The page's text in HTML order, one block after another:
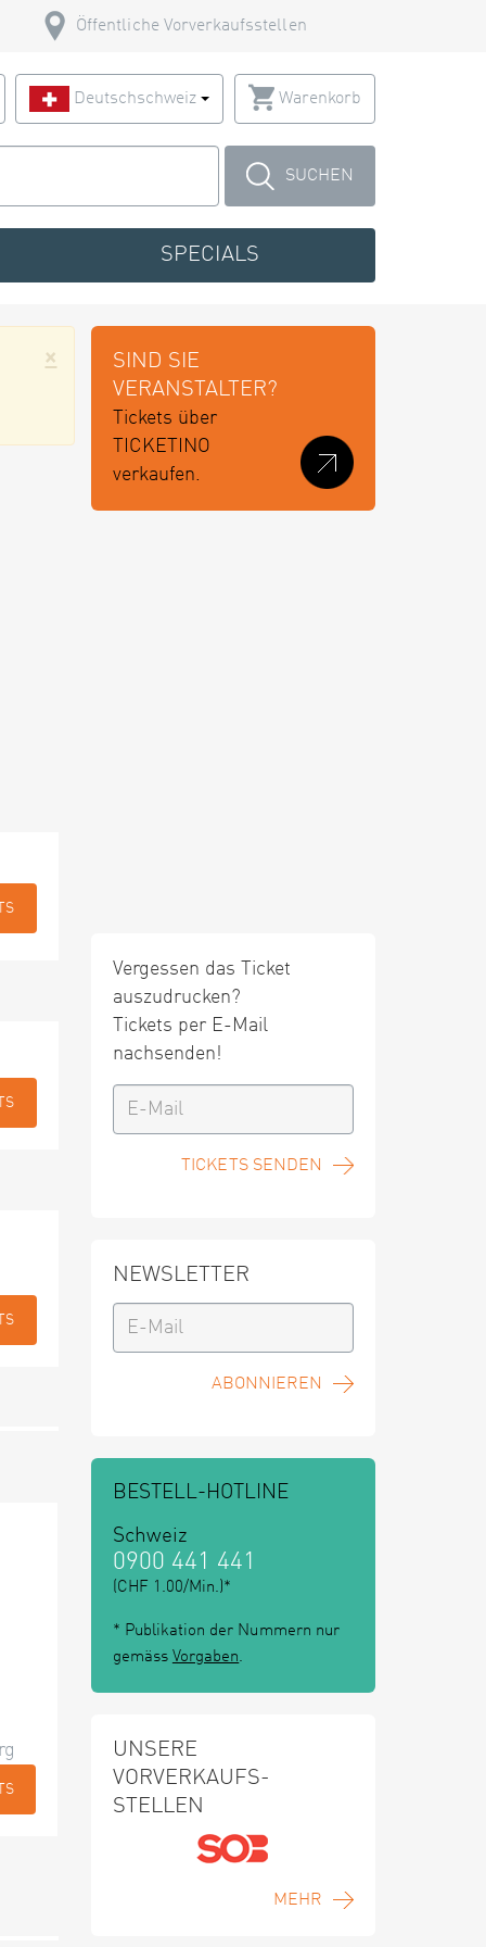
Öffentliche Vorverkaufsstellen
Deutschschweiz Warenkorb
SUCHEN
SPECIALS
×
SIND SIE
VERANSTALTER?
Tickets über
TICKETINO
verkaufen.
Vergessen das Ticket
auszudrucken?
Tickets per E-Mail
nachsenden!
TICKETS SENDEN
NEWSLETTER
ABONNIEREN
BESTELL-HOTLINE
Schweiz
0900 441 441
(CHF 1.00/Min.)*
* Publikation der Nummern nur
gemäss Vorgaben.
UNSERE
VORVERKAUFS-
STELLEN
MEHR